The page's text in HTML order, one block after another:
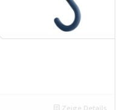
Zeige Details